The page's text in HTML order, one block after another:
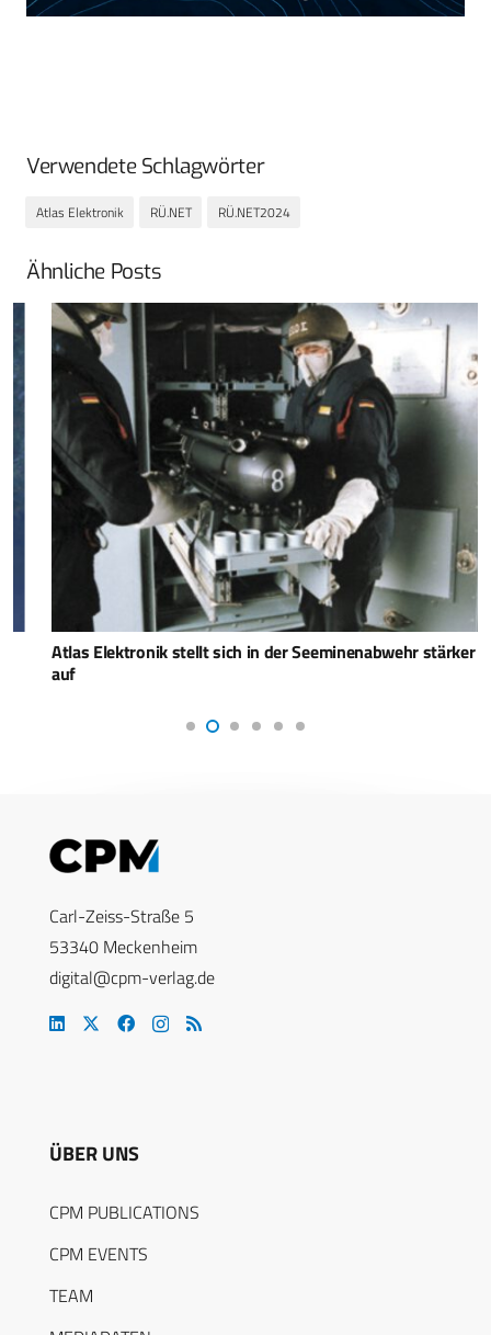
Verwendete Schlagwörter
Atlas Elektronik RÜ.NET RÜ.NET2024
Ähnliche Posts
Atlas Elektronik stellt sich in der Seeminenabwehr stärker
Carl-Zeiss-Straße 5
53340 Meckenheim
digital@cpm-verlag.de
ÜBER UNS
CPM PUBLICATIONS
CPM EVENTS
TEAM